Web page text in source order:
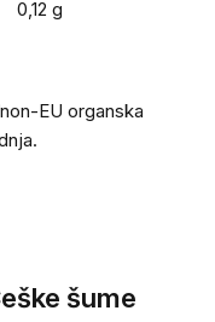
0,12 g
EU organska
šume